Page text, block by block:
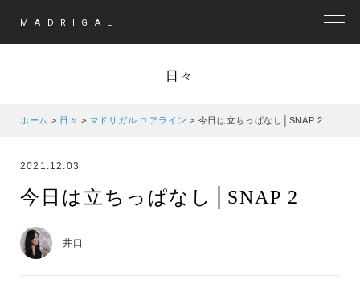
MADRIGAL
日々
ホーム > 日々 > マドリガル ユアライン > 今日は立ちっぱなし│SNAP 2
2021.12.03
今日は立ちっぱなし│SNAP 2
井口